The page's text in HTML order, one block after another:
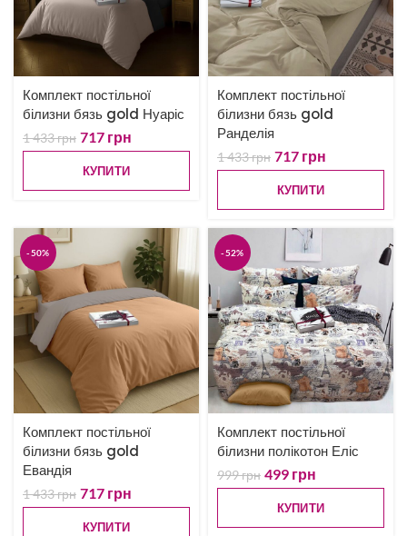
Комплект постільної
білизни бязь gold Нуаріс
1 433грн 717 грн
КУПИТИ
Комплект постільної
білизни бязь gold
Ранделія
1 433грн 717 грн
КУПИТИ
-50%
Комплект постільної
білизни бязь gold
Евандія
1 433грн 717 грн
КУПИТИ
-52%
Комплект постільної
білизни полікотон Еліс
999грн 499 грн
КУПИТИ